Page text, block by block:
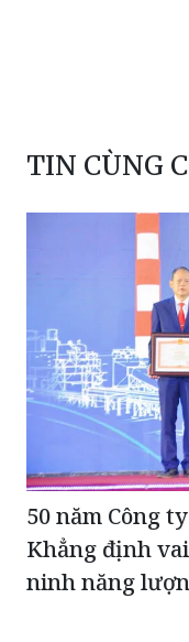
TIN CÙNG
50 năm Công